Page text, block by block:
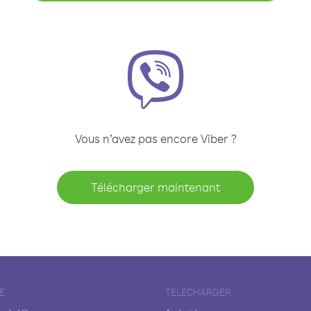
Vous n’avez pas encore Viber ?
Télécharger maintenant
TÉLÉCHARGER